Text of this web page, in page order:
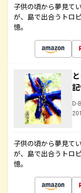
子供の頃から夢見て
が、島で出合うトロ
憶。
D-
子供の頃から夢見て
が、島で出合うトロ
憶。